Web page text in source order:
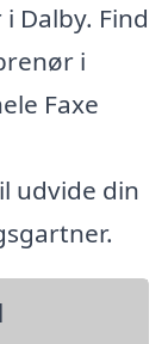
Dalby. Find
i
Faxe
udvide din